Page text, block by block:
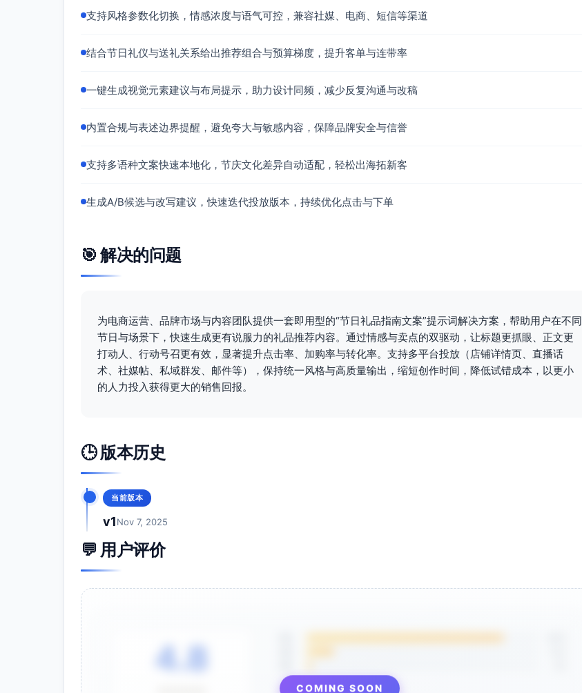
支持风格参数化切换，情感浓度与语气可控，兼容社媒、电商、短信等渠道
结合节日礼仪与送礼关系给出推荐组合与预算梯度，提升客单与连带率
一键生成视觉元素建议与布局提示，助力设计同频，减少反复沟通与改稿
内置合规与表述边界提醒，避免夸大与敏感内容，保障品牌安全与信誉
支持多语种文案快速本地化，节庆文化差异自动适配，轻松出海拓新客
生成A/B候选与改写建议，快速迭代投放版本，持续优化点击与下单
🎯 解决的问题
为电商运营、品牌市场与内容团队提供一套即用型的“节日礼品指南文案”提示词解决方案，帮助用户在不同
节日与场景下，快速生成更有说服力的礼品推荐内容。通过情感与卖点的双驱动，让标题更抓眼、正文更
打动人、行动号召更有效，显著提升点击率、加购率与转化率。支持多平台投放（店铺详情页、直播话
术、社媒帖、私域群发、邮件等），保持统一风格与高质量输出，缩短创作时间，降低试错成本，以更小
的人力投入获得更大的销售回报。
🕒 版本历史
当前版本
v1Nov 7, 2025
💬 用户评价
4.8
COMING SOON